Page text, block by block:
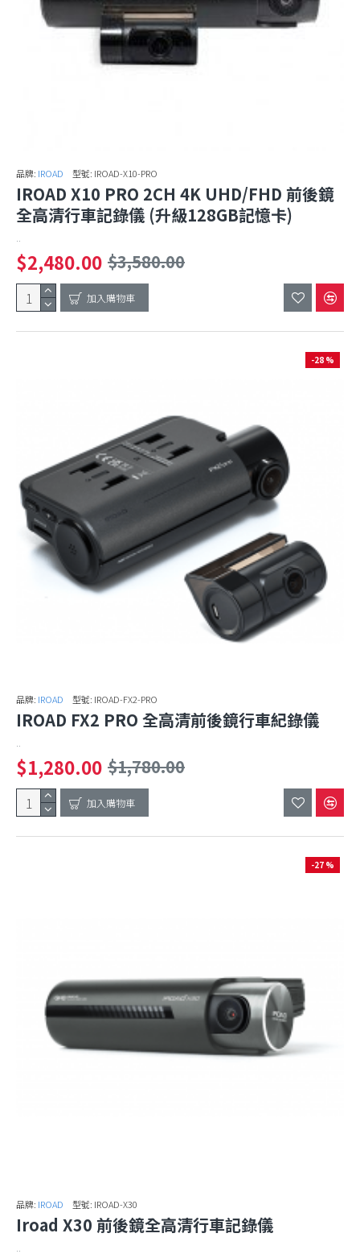
品牌: IROAD 型號: IROAD-X10-PRO
IROAD X10 PRO 2CH 4K UHD/FHD 前後鏡
全高清行車記錄儀 (升級128GB記憶卡)
..
$2,480.00 $3,580.00
加入購物車
-28 %
品牌: IROAD 型號: IROAD-FX2-PRO
IROAD FX2 PRO 全高清前後鏡行車紀錄儀
..
$1,280.00 $1,780.00
加入購物車
-27 %
品牌: IROAD 型號: IROAD-X30
Iroad X30 前後鏡全高清行車記錄儀
..